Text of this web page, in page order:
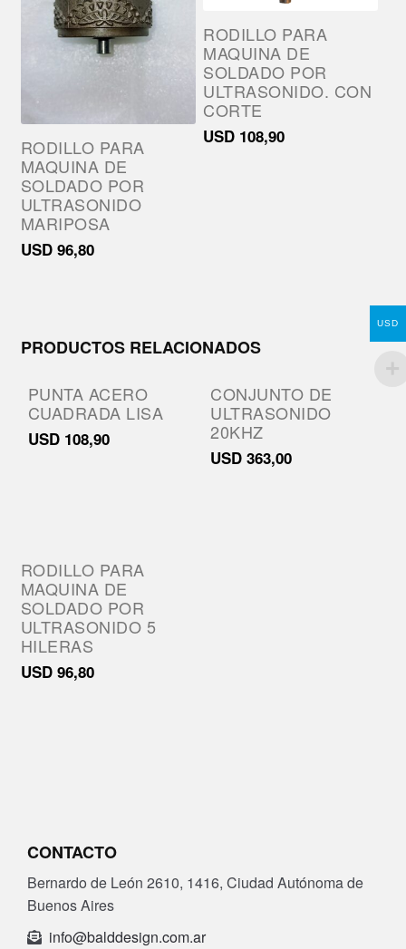
RODILLO PARA
MAQUINA DE
SOLDADO POR
ULTRASONIDO
MARIPOSA
USD 96,80
RODILLO PARA
MAQUINA DE
SOLDADO POR
ULTRASONIDO. CON
CORTE
USD 108,90
PRODUCTOS RELACIONADOS
PUNTA ACERO
CUADRADA LISA
USD 108,90
CONJUNTO DE
ULTRASONIDO
20KHZ
USD363,00
RODILLO PARA
MAQUINA DE
SOLDADO POR
ULTRASONIDO 5
HILERAS
USD 96,80
CONTACTO
Bernardo de León 2610, 1416, Ciudad Autónoma de
Buenos Aires
info@balddesign.com.ar
USD